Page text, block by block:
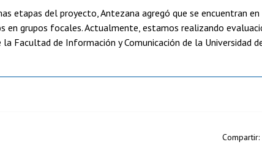
etapas del proyecto, Antezana agregó que se encuentran
en grupos focales. Actualmente, estamos realizando
Facultad de Información y Comunicación de la Universidad
Compartir: